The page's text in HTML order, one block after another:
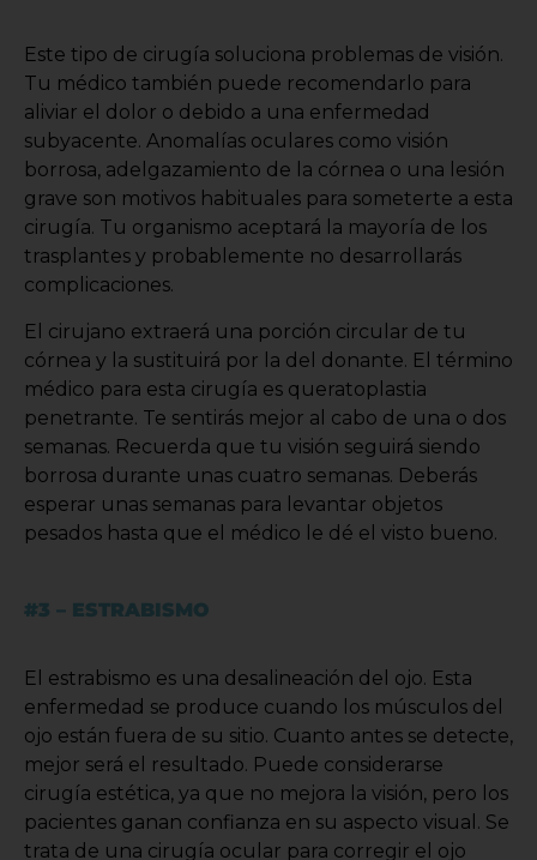
Este tipo de cirugía soluciona problemas de visión.
Tu médico también puede recomendarlo para
aliviar el dolor o debido a una enfermedad
subyacente. Anomalías oculares como visión
borrosa, adelgazamiento de la córnea o una lesión
grave son motivos habituales para someterte a esta
cirugía. Tu organismo aceptará la mayoría de los
trasplantes y probablemente no desarrollarás
complicaciones.
El cirujano extraerá una porción circular de tu
córnea y la sustituirá por la del donante. El término
médico para esta cirugía es queratoplastia
penetrante. Te sentirás mejor al cabo de una o dos
semanas. Recuerda que tu visión seguirá siendo
borrosa durante unas cuatro semanas. Deberás
esperar unas semanas para levantar objetos
pesados hasta que el médico le dé el visto bueno.
#3 – ESTRABISMO
El estrabismo es una desalineación del ojo. Esta
enfermedad se produce cuando los músculos del
ojo están fuera de su sitio. Cuanto antes se detecte,
mejor será el resultado. Puede considerarse
cirugía estética, ya que no mejora la visión, pero los
pacientes ganan confianza en su aspecto visual. Se
trata de una cirugía ocular para corregir el ojo